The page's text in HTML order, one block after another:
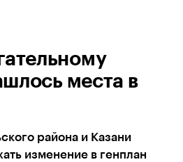
места в
района и Казани
изменение в генплан